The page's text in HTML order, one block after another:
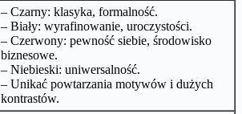
– Czarny: klasyka, formalność.
– Biały: wyrafinowanie, uroczystości.
– Czerwony: pewność siebie, środowisko
biznesowe.
– Niebieski: uniwersalność.
– Unikać powtarzania motywów i dużych
kontrastów.